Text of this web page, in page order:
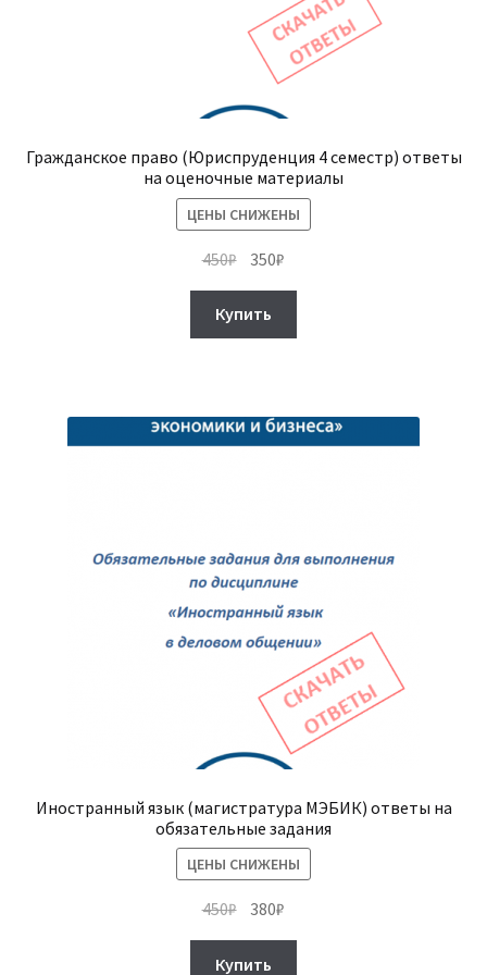
Гражданское право (Юриспруденция 4 семестр) ответы
на оценочные материалы
ЦЕНЫ СНИЖЕНЫ
450₽ Первоначальная
составляла
450₽.
350₽
Купить
Иностранный язык (магистратура МЭБИК) ответы на
обязательные задания
ЦЕНЫ СНИЖЕНЫ
450₽ Первоначальная
составляла
380₽
Купить